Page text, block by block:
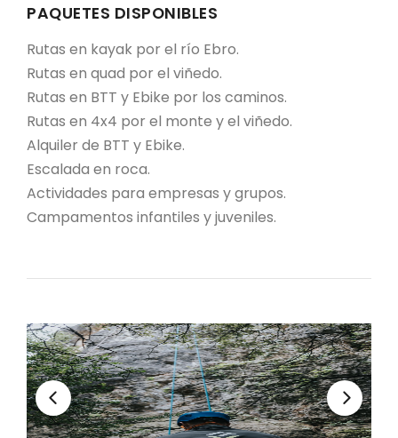
PAQUETES DISPONIBLES
Rutas en kayak por el río Ebro.
Rutas en quad por el viñedo.
Rutas en BTT y Ebike por los caminos.
Rutas en 4x4 por el monte y el viñedo.
Alquiler de BTT y Ebike.
Escalada en roca.
Actividades para empresas y grupos.
Campamentos infantiles y juveniles.